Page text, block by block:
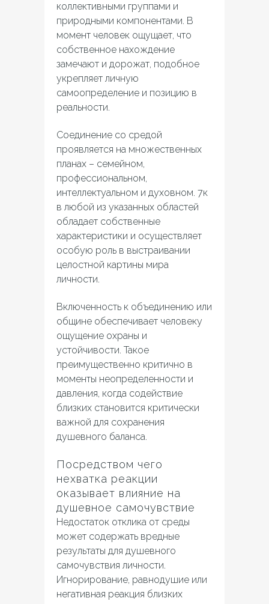
коллективными группами и
природными компонентами. В
момент человек ощущает, что
собственное нахождение
замечают и дорожат, подобное
укрепляет личную
самоопределение и позицию в
реальности.
Соединение со средой
проявляется на множественных
планах – семейном,
профессиональном,
интеллектуальном и духовном. 7к
в любой из указанных областей
обладает собственные
характеристики и осуществляет
особую роль в выстраивании
целостной картины мира
личности.
Включенность к объединению или
общине обеспечивает человеку
ощущение охраны и
устойчивости. Такое
преимущественно критично в
моменты неопределенности и
давления, когда содействие
близких становится критически
важной для сохранения
душевного баланса.
Посредством чего
нехватка реакции
оказывает влияние на
душевное самочувствие
Недостаток отклика от среды
может содержать вредные
результаты для душевного
самочувствия личности.
Игнорирование, равнодушие или
негативная реакция близких